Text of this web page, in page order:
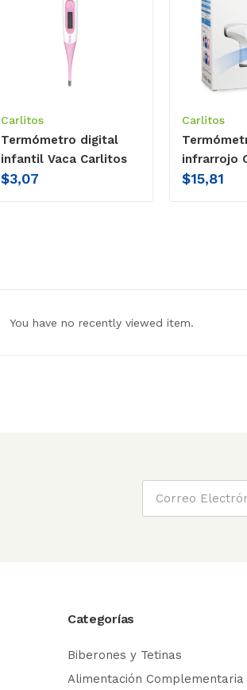
Carlitos
Termómetro digital
infantil Vaca Carlitos
$3,07
Carlitos
infrarrojo
$15,81
You have no recently viewed item.
Categorías
Biberones y Tetinas
Alimentación Complementaria